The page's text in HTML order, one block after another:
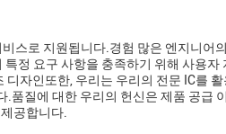
스로 지원됩니다.경험 많은 엔지니어
정 요구 사항을 충족하기 위해 사용자
자인또한, 우리는 우리의 전문 IC를
품질에 대한 우리의 헌신은 제품 공급
공합니다.